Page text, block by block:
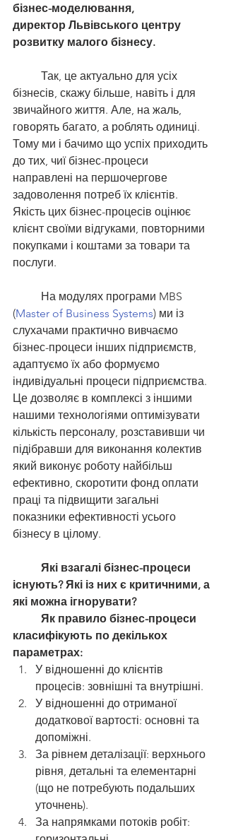
бізнес-моделювання,
директор Львівського центру
розвитку малого бізнесу.
бізнесів, скажу більше, навіть і для
звичайного життя. Але, на жаль,
говорять багато, а роблять одиниці.
Тому ми і бачимо що успіх приходить
до тих, чиї бізнес-процеси
направлені на першочергове
задоволення потреб їх клієнтів.
Якість цих бізнес-процесів оцінює
клієнт своїми відгуками, повторними
покупками і коштами за товари та
послуги.
(Master of Business Systems) ми із
слухачами практично вивчаємо
бізнес-процеси інших підприємств,
адаптуємо їх або формуємо
індивідуальні процеси підприємства.
Це дозволяє в комплексі з іншими
нашими технологіями оптимізувати
кількість персоналу, розставивши чи
підібравши для виконання колектив
який виконує роботу найбільш
ефективно, скоротити фонд оплати
праці та підвищити загальні
показники ефективності усього
бізнесу в цілому.
Які взагалі бізнес-процеси
існують? Які із них є критичними, а
які можна ігнорувати?
Як правило бізнес-процеси
класифікують по декількох
параметрах:
У відношенні до клієнтів
процесів: зовнішні та внутрішні.
У відношенні до отриманої
додаткової вартості: основні та
допоміжні.
За рівнем деталізації: верхнього
рівня, детальні та елементарні
(що не потребують подальших
уточнень).
За напрямками потоків робіт: